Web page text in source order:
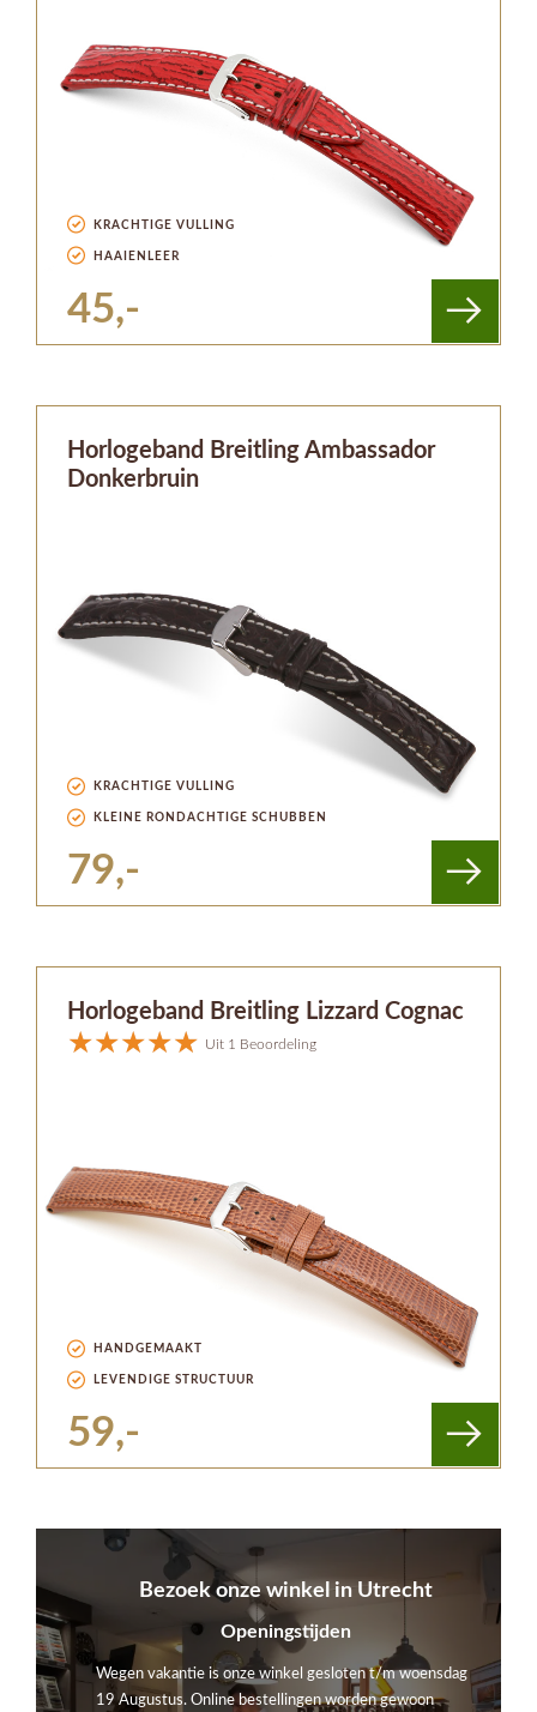
KRACHTIGE VULLING
HAAIENLEER
45,-
Horlogeband Breitling Ambassador
Donkerbruin
KRACHTIGE VULLING
KLEINE RONDACHTIGE SCHUBBEN
79,-
Horlogeband Breitling Lizzard Cognac
Uit 1 Beoordeling
HANDGEMAAKT
LEVENDIGE STRUCTUUR
59,-
Bezoek onze winkel in Utrecht
Openingstijden
Wegen vakantie is onze winkel gesloten t/m woensdag
19 Augustus. Online bestellingen worden gewoon